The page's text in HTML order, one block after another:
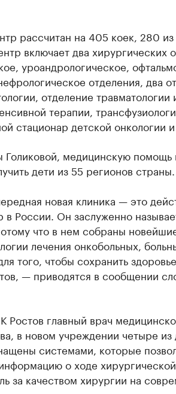
рассчитан на 405 коек, 280 из
включает два хирургических
уроандрологическое,
отделения, два
отделение травматологии
терапии,
стационар детской онкологии и
Голиковой, медицинскую помощь
дети из 55 регионов страны.
новая клиника — это
России. Он заслуженно
что в нем собраны
лечения онкобольных,
того, чтобы сохранить
— приводятся в сообщении
Ростов главный врач
в новом учреждении четыре из
системами, которые
о ходе
за качеством хирургии на